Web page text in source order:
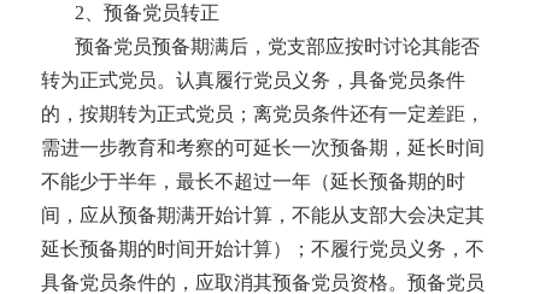
2、预备党员转正
预备党员预备期满后，党支部应按时讨论其能否
转为正式党员。认真履行党员义务，具备党员条件
的，按期转为正式党员；离党员条件还有一定差距，
需进一步教育和考察的可延长一次预备期，延长时间
不能少于半年，最长不超过一年（延长预备期的时
间，应从预备期满开始计算，不能从支部大会决定其
延长预备期的时间开始计算）；不履行党员义务，不
具备党员条件的，应取消其预备党员资格。预备党员